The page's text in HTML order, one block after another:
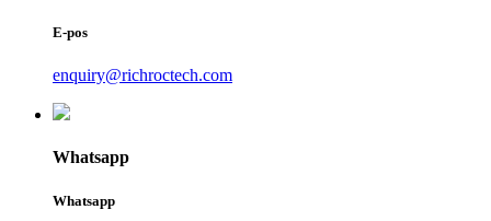
E-pos
enquiry@richroctech.com
Whatsapp
Whatsapp